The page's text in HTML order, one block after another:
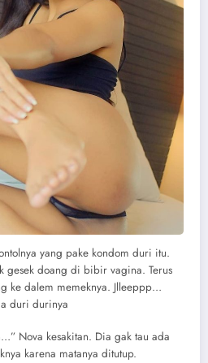
yang pake kondom duri itu.
gesek doang di bibir vagina. Terus
ke dalem memeknya. Jlleeppp…
duri durinya
Nova kesakitan. Dia gak tau ada
karena matanya ditutup.